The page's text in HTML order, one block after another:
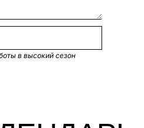
в высокий сезон